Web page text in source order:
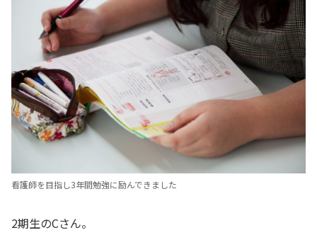
看護師を目指し3年間勉強に励んできました
2期生のCさん。